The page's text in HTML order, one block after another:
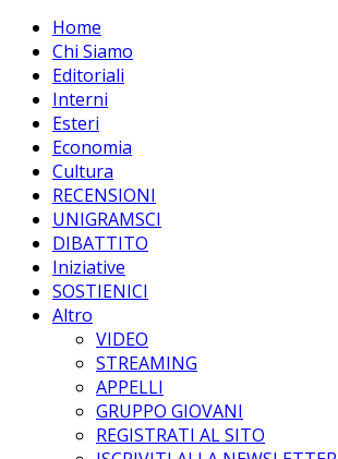
Home
Chi Siamo
Editoriali
Interni
Esteri
Economia
Cultura
RECENSIONI
UNIGRAMSCI
DIBATTITO
Iniziative
SOSTIENICI
Altro
VIDEO
STREAMING
APPELLI
GRUPPO GIOVANI
REGISTRATI AL SITO